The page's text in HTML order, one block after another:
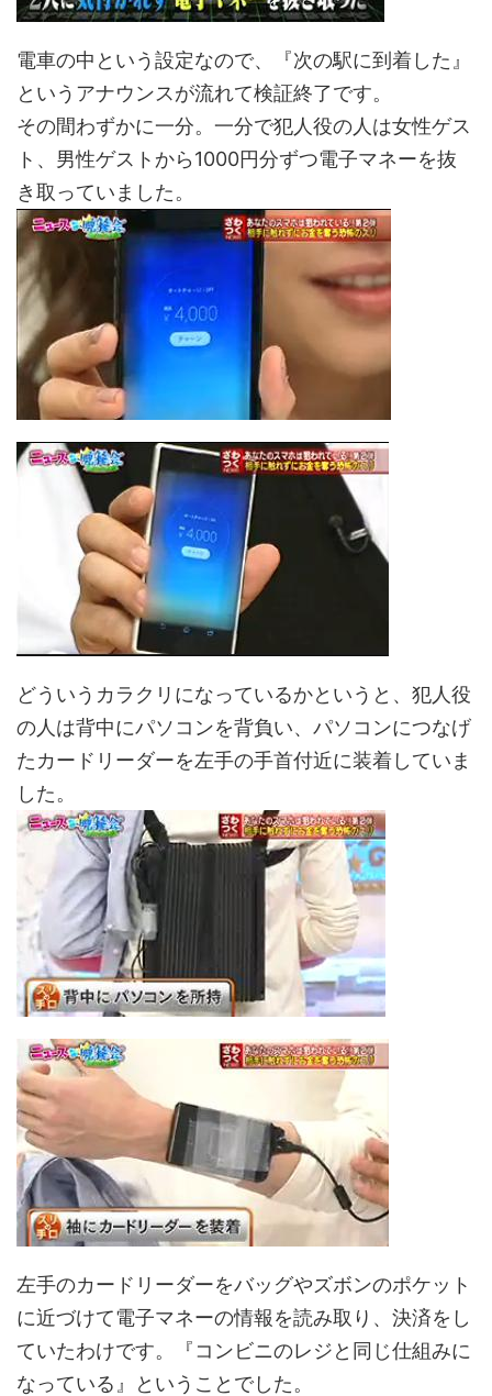
電車の中という設定なので、『次の駅に到着した』
というアナウンスが流れて検証終了です。
その間わずかに一分。一分で犯人役の人は女性ゲス
ト、男性ゲストから1000円分ずつ電子マネーを抜
き取っていました。
どういうカラクリになっているかというと、犯人役
の人は背中にパソコンを背負い、パソコンにつなげ
たカードリーダーを左手の手首付近に装着していま
した。
左手のカードリーダーをバッグやズボンのポケット
に近づけて電子マネーの情報を読み取り、決済をし
ていたわけです。『コンビニのレジと同じ仕組みに
なっている』ということでした。